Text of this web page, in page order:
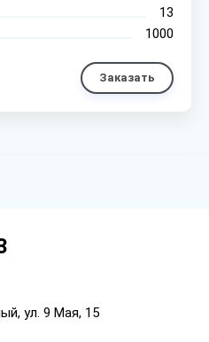
13
1000
Заказать
ул. 9 Мая, 15